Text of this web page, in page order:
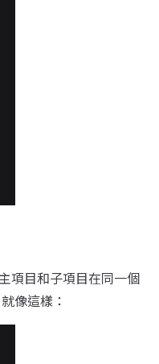
項目和子項目在同一個
像這樣：